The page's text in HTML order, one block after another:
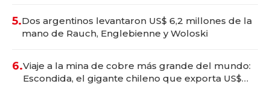
5.Dos argentinos levantaron US$ 6,2 millones de la
mano de Rauch, Englebienne y Woloski
6.Viaje a la mina de cobre más grande del mundo:
Escondida, el gigante chileno que exporta US$